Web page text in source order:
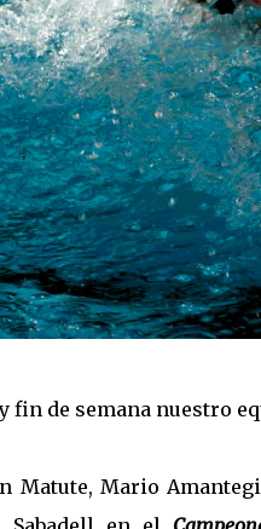
fin de semana nuestro
Matute, Mario